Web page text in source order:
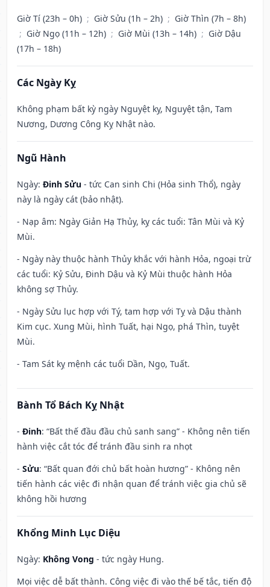
Giờ Tí (23h – 0h) ; Giờ Sửu (1h – 2h) ; Giờ Thìn (7h – 8h)
; Giờ Ngọ (11h – 12h) ; Giờ Mùi (13h – 14h) ; Giờ Dậu
(17h – 18h)
Các Ngày Kỵ
Không phạm bất kỳ ngày Nguyệt kỵ, Nguyệt tận, Tam
Nương, Dương Công Kỵ Nhật nào.
Ngũ Hành
Ngày: Đinh Sửu - tức Can sinh Chi (Hỏa sinh Thổ), ngày
này là ngày cát (bảo nhật).
- Nạp âm: Ngày Giản Hạ Thủy, kỵ các tuổi: Tân Mùi và Kỷ
Mùi.
- Ngày này thuộc hành Thủy khắc với hành Hỏa, ngoại trừ
các tuổi: Kỷ Sửu, Đinh Dậu và Kỷ Mùi thuộc hành Hỏa
không sợ Thủy.
- Ngày Sửu lục hợp với Tý, tam hợp với Tỵ và Dậu thành
Kim cục. Xung Mùi, hình Tuất, hại Ngọ, phá Thìn, tuyệt
Mùi.
- Tam Sát kỵ mệnh các tuổi Dần, Ngọ, Tuất.
Bành Tổ Bách Kỵ Nhật
- Đinh: “Bất thế đầu đầu chủ sanh sang” - Không nên tiến
hành việc cắt tóc để tránh đầu sinh ra nhọt
- Sửu: “Bất quan đới chủ bất hoàn hương” - Không nên
tiến hành các việc đi nhận quan để tránh việc gia chủ sẽ
không hồi hương
Khổng Minh Lục Diệu
Ngày: Không Vong - tức ngày Hung.
Mọi việc dễ bất thành. Công việc đi vào thế bế tắc, tiến độ